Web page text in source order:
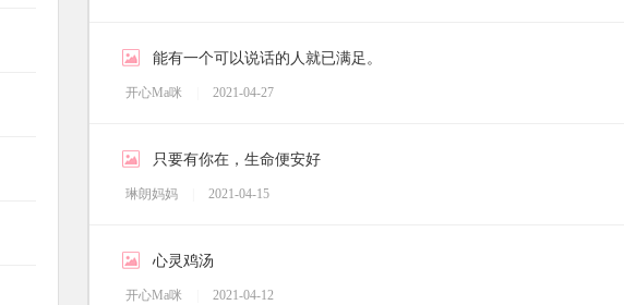
能有一个可以说话的人就已满足。
开心Ma咪 2021-04-27
只要有你在，生命便安好
琳朗妈妈 2021-04-15
心灵鸡汤
开心Ma咪 2021-04-12